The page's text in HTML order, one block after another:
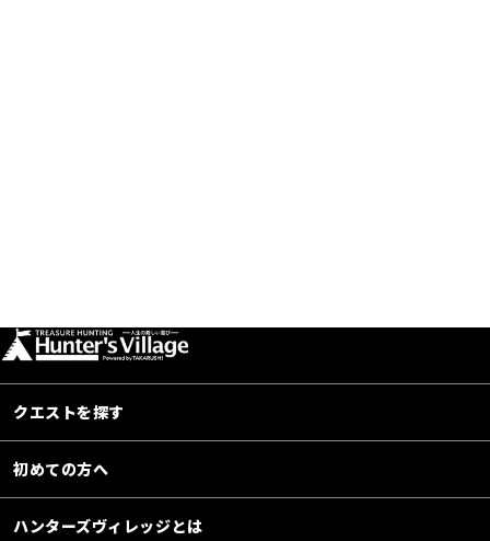
クエストを探す
初めての方へ
ハンターズヴィレッジとは